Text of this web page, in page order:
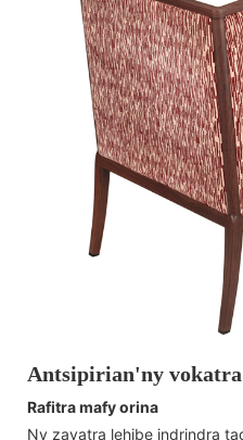
Antsipirian'ny vokatra
Rafitra mafy orina
Ny zavatra lehibe indrindra